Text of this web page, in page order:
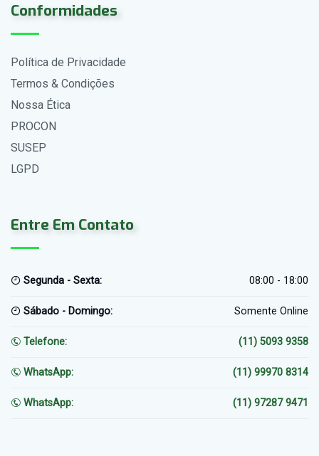
Conformidades
Política de Privacidade
Termos & Condições
Nossa Ética
PROCON
SUSEP
LGPD
Entre Em Contato
Segunda - Sexta: 08:00 - 18:00
Sábado - Domingo: Somente Online
Telefone: (11) 5093 9358
WhatsApp: (11) 99970 8314
WhatsApp: (11) 97287 9471